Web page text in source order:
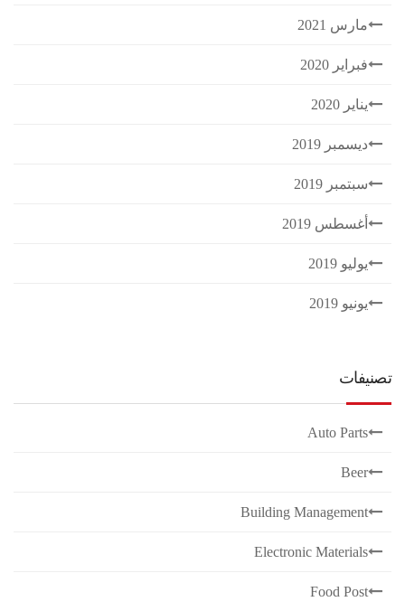
مارس 2021
فبراير 2020
يناير 2020
ديسمبر 2019
سبتمبر 2019
أغسطس 2019
يوليو 2019
يونيو 2019
تصنيفات
Auto Parts
Beer
Building Management
Electronic Materials
Food Post